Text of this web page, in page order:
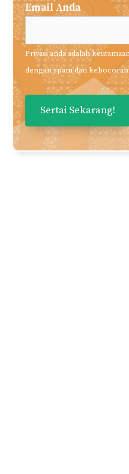
Email Anda
Privasi anda adalah
dengan spam dan